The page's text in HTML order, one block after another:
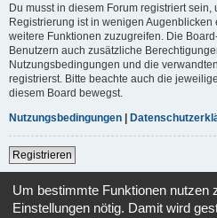
Du musst in diesem Forum registriert
Registrierung ist in wenigen
weitere Funktionen zuzugreifen. Die
Benutzern auch zusätzliche
Nutzungsbedingungen und die
registrierst. Bitte beachte auch die
diesem Board bewegst.
Nutzungsbedingungen |
Registrieren
Um bestimmte Funktionen nutzen
Einstellungen nötig. Damit wird